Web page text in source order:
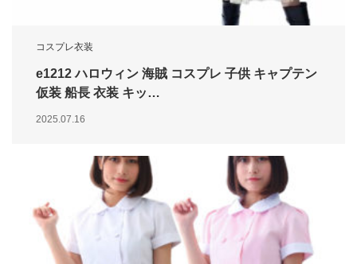
コスプレ衣装
e1212 ハロウィン 海賊 コスプレ 子供 キャプテン
仮装 船長 衣装 キッ…
2025.07.16